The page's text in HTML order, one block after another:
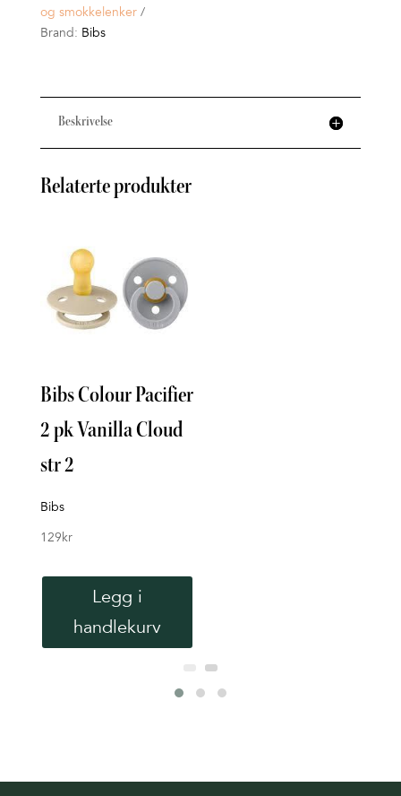
og smokkelenker
Brand: Bibs
Beskrivelse
Relaterte produkter
Bibs Colour Pacifier
2 pk Vanilla Cloud
str 2
Bibs
129kr
Legg i
handlekurv